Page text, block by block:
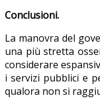
Conclusioni.
La manovra del
una più stretta
considerare
i servizi pubblici e
qualora non si